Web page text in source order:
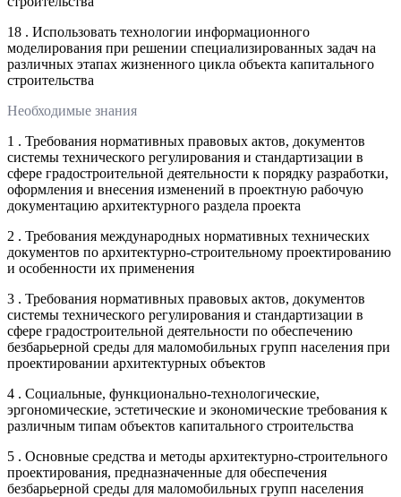
18 . Использовать технологии информационного
моделирования при решении специализированных задач на
различных этапах жизненного цикла объекта капитального
строительства
Необходимые знания
1 . Требования нормативных правовых актов, документов
системы технического регулирования и стандартизации в
сфере градостроительной деятельности к порядку разработки,
оформления и внесения изменений в проектную рабочую
документацию архитектурного раздела проекта
2 . Требования международных нормативных технических
документов по архитектурно-строительному проектированию
и особенности их применения
3 . Требования нормативных правовых актов, документов
системы технического регулирования и стандартизации в
сфере градостроительной деятельности по обеспечению
безбарьерной среды для маломобильных групп населения при
проектировании архитектурных объектов
4 . Социальные, функционально-технологические,
эргономические, эстетические и экономические требования к
различным типам объектов капитального строительства
5 . Основные средства и методы архитектурно-строительного
проектирования, предназначенные для обеспечения
безбарьерной среды для маломобильных групп населения